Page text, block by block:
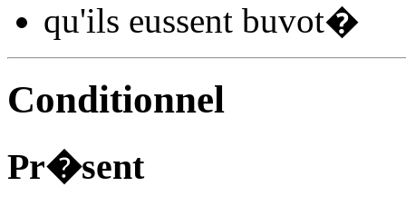
qu'ils eussent buvot�
Conditionnel
Pr�sent